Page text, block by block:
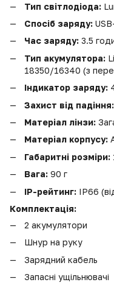
Тип світлодіода:
Спосіб заряду:
Час заряду: 3.5
Тип акумулятора:
18350/16340 (з
Індикатор заряду:
Захист від падіння:
Матеріал лінзи:
Матеріал корпусу:
Габаритні розміри:
Вага: 90 г
IP-рейтинг: IP66
Комплектація:
2 акумулятори
Шнур на руку
Зарядний кабель
Запасні ущільнювачі